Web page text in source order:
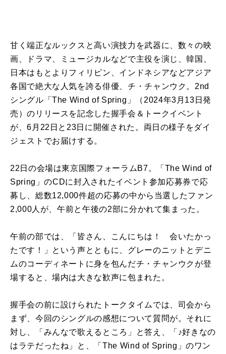
甘く端正なルックスと高い演技力を武器に、数々の映
画、ドラマ、ミュージカルなどで主役を演じ、韓国、
日本はもとよりフィリピン、インドネシアなどアジア
各国で絶大な人気を誇る俳優、チ・チャンウク。2nd
シングル「The Wind of Spring」（2024年3月13日発
売）のリリースを記念した握手会＆トークイベント
が、6月22日と23日に開催された。両日の様子をダイ
ジェストでお届けする。
22日の会場は東京国際フォーラムB7。「The Wind of
Spring」のCDに封入されたイベント参加応募券で応
募し、総数12,000件超の応募の中から当選したファン
2,000人が、午前と午後の2部に分かれて集まった。
午前の部では、「皆さん、こんにちは！ 会いたかっ
たです！」という声とともに、グレーのニットとデニ
ムのコーディネートに身を包んだチ・チャンウクが登
場すると、場内は大きな歓声に包まれた。
握手会の前に設けられたトークタイムでは、司会から
まず、今回のシングルの感想について質問が。それに
対し、「みんなで歌えるところ」と答え、「♪好きなの
はラテだったね」と、「The Wind of Spring」のワン